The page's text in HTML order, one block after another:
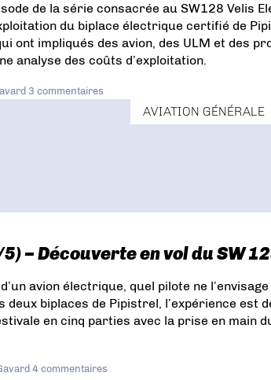
de la série consacrée au SW128 Velis
du biplace électrique certifié de
ont impliqués des avion, des ULM et des
analyse des coûts d’exploitation.
3 commentaires
AVIATION GÉNÉRALE
– Découverte en vol du SW
avion électrique, quel pilote ne
deux biplaces de Pipistrel, l’expérience est
en cinq parties avec la prise en main
4 commentaires